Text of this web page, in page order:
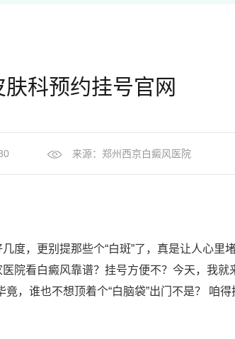
科预约挂号官网
来源： 郑州西京白癜风医院
度，更别提那些个“白斑”了，真是让人心里
院看白癜风靠谱？挂号方便不？今天，我就
，谁也不想顶着个“白脑袋”出门不是？ 咱